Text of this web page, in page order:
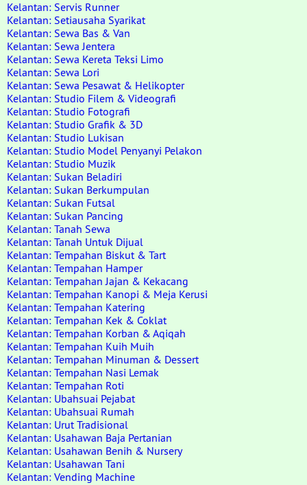
Kelantan: Servis Runner
Kelantan: Setiausaha Syarikat
Kelantan: Sewa Bas & Van
Kelantan: Sewa Jentera
Kelantan: Sewa Kereta Teksi Limo
Kelantan: Sewa Lori
Kelantan: Sewa Pesawat & Helikopter
Kelantan: Studio Filem & Videografi
Kelantan: Studio Fotografi
Kelantan: Studio Grafik & 3D
Kelantan: Studio Lukisan
Kelantan: Studio Model Penyanyi Pelakon
Kelantan: Studio Muzik
Kelantan: Sukan Beladiri
Kelantan: Sukan Berkumpulan
Kelantan: Sukan Futsal
Kelantan: Sukan Pancing
Kelantan: Tanah Sewa
Kelantan: Tanah Untuk Dijual
Kelantan: Tempahan Biskut & Tart
Kelantan: Tempahan Hamper
Kelantan: Tempahan Jajan & Kekacang
Kelantan: Tempahan Kanopi & Meja Kerusi
Kelantan: Tempahan Katering
Kelantan: Tempahan Kek & Coklat
Kelantan: Tempahan Korban & Aqiqah
Kelantan: Tempahan Kuih Muih
Kelantan: Tempahan Minuman & Dessert
Kelantan: Tempahan Nasi Lemak
Kelantan: Tempahan Roti
Kelantan: Ubahsuai Pejabat
Kelantan: Ubahsuai Rumah
Kelantan: Urut Tradisional
Kelantan: Usahawan Baja Pertanian
Kelantan: Usahawan Benih & Nursery
Kelantan: Usahawan Tani
Kelantan: Vending Machine